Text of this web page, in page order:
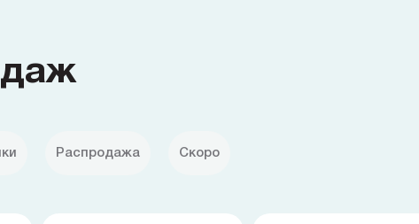
Распродажа Скоро